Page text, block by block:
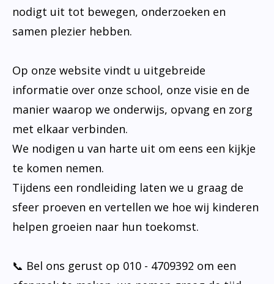
nodigt uit tot bewegen, onderzoeken en
samen plezier hebben.
Op onze website vindt u uitgebreide
informatie over onze school, onze visie en de
manier waarop we onderwijs, opvang en zorg
met elkaar verbinden.
We nodigen u van harte uit om eens een kijkje
te komen nemen.
Tijdens een rondleiding laten we u graag de
sfeer proeven en vertellen we hoe wij kinderen
helpen groeien naar hun toekomst.
📞 Bel ons gerust op 010 - 4709392 om een